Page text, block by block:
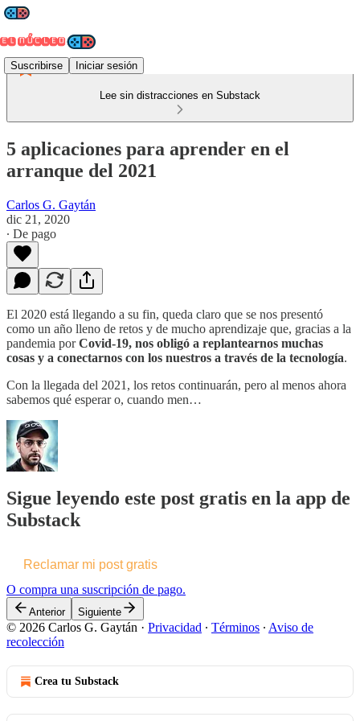
Suscribirse Iniciar sesión
Lee sin distracciones en Substack
5 aplicaciones para aprender en el
arranque del 2021
Carlos G. Gaytán
dic 21, 2020
∙ De pago
El 2020 está llegando a su fin, queda claro que se nos presentó
como un año lleno de retos y de mucho aprendizaje que, gracias a la
pandemia porCovid-19, nos obligó a replantearnos muchas
cosas y a conectarnos con los nuestros a través de la tecnología.
Con la llegada del 2021, los retos continuarán, pero al menos ahora
sabemos qué esperar o, cuando men…
Sigue leyendo este post gratis en la app de
Substack
Reclamar mi post gratis
O compra una suscripción de pago.
Anterior Siguiente
© 2026 Carlos G. Gaytán · Privacidad ∙ Términos ∙ Aviso de
recolección
Crea tu Substack